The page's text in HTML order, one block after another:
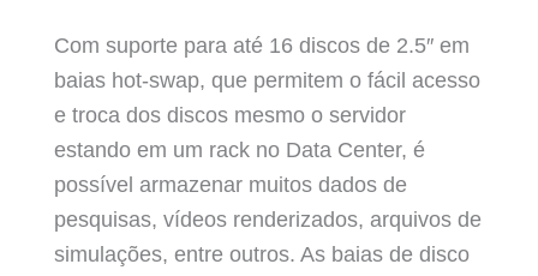
Com suporte para até 16 discos de 2.5″ em
baias hot-swap, que permitem o fácil acesso
e troca dos discos mesmo o servidor
estando em um rack no Data Center, é
possível armazenar muitos dados de
pesquisas, vídeos renderizados, arquivos de
simulações, entre outros. As baias de disco